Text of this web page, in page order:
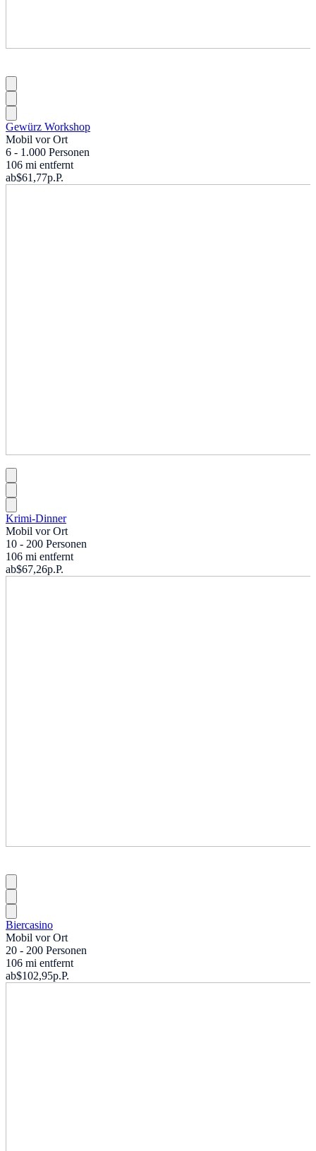
Gewürz Workshop
Mobil vor Ort
6 - 1.000 Personen
106 mi entfernt
ab$61,77p.P.
Krimi-Dinner
Mobil vor Ort
10 - 200 Personen
106 mi entfernt
ab$67,26p.P.
Biercasino
Mobil vor Ort
20 - 200 Personen
106 mi entfernt
ab$102,95p.P.